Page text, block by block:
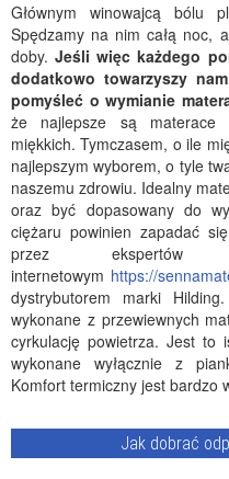
Głównym winowajcą bólu
Spędzamy na nim całą noc,
doby.Jeśli więc każdego
dodatkowo towarzyszy
pomyśleć o wymianie
że najlepsze są materace
miękkich. Tymczasem, o ile
najlepszym wyborem, o tyle
naszemu zdrowiu. Idealny
oraz być dopasowany do
ciężaru powinien zapadać
przez
internetowym https://
dystrybutorem marki
wykonane z przewiewnych
cyrkulację powietrza. Jest to
wykonane wyłącznie z
Komfort termiczny jest bardzo
Jak dobrać